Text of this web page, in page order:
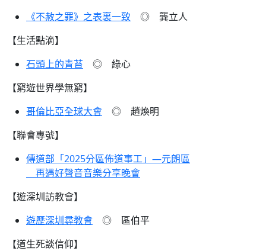
《不赦之罪》之表裏一致 ◎ 龔立人
【生活點滴】
石頭上的青苔 ◎ 綠心
【窮遊世界學無窮】
哥倫比亞全球大會 ◎ 趙煥明
【聯會專號】
傳道部「2025分區佈道事工」—元朗區
再遇好聲音音樂分享晚會
【遊深圳訪教會】
遊歷深圳尋教會 ◎ 區伯平
【道生死談信仰】